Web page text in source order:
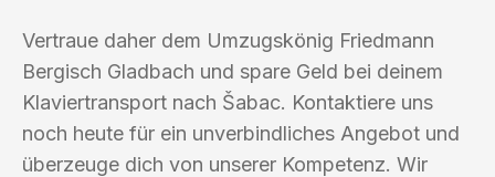
Vertraue daher dem Umzugskönig Friedmann
Bergisch Gladbach und spare Geld bei deinem
Klaviertransport nach Šabac. Kontaktiere uns
noch heute für ein unverbindliches Angebot und
überzeuge dich von unserer Kompetenz. Wir